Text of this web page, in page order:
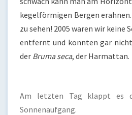
kegelförmigen Bergen
zu sehen! 2005 waren wir keine
entfernt und konnten gar
der Bruma seca, der Harmattan.
Am letzten Tag klappt es
Sonnenaufgang.